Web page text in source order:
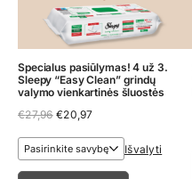
Specialus pasiūlymas! 4 už 3.
Sleepy “Easy Clean” grindų
valymo vienkartinės šluostės
€27,96 Original
was:
€27,96.
€20,97Current
is:
€20,97.Išvalyti